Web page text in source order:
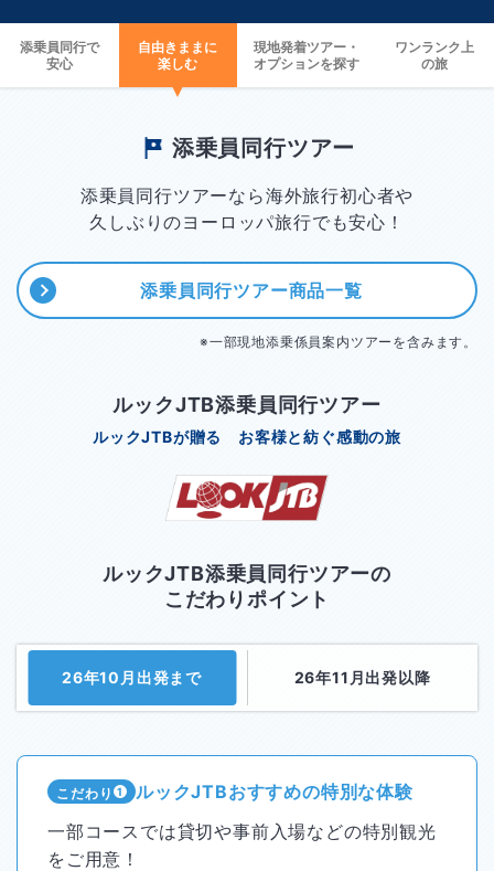
添乗員同行で
安心
自由きままに
楽しむ
現地発着ツアー・
オプションを探す
ワンランク上
の旅
添乗員同行ツアー
添乗員同行ツアーなら海外旅行初心者や
久しぶりのヨーロッパ旅行でも安心！
添乗員同行ツアー商品一覧
※一部現地添乗係員案内ツアーを含みます。
ルックJTB添乗員同行ツアー
ルックJTBが贈る お客様と紡ぐ感動の旅
ルックJTB添乗員同行ツアーの
こだわりポイント
26年10月出発まで 26年11月出発以降
こだわり 1
ルックJTBおすすめの特別な体験
一部コースでは貸切や事前入場などの特別観光
をご用意！